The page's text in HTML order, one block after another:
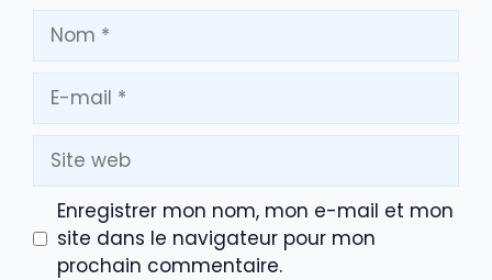
Nom
mail
Site
web
Enregistrer mon nom, mon e-mail et mon
site dans le navigateur pour mon
prochain commentaire.